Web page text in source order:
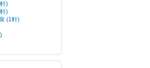
)
)
(1軒)